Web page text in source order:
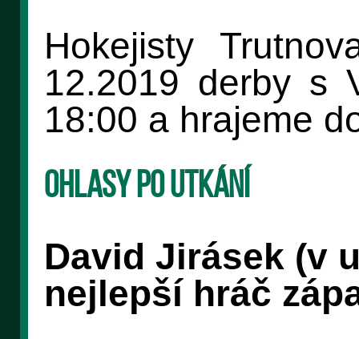
Hokejisty
12.2019 derby s
18:00 a hrajeme
Ohlasy po utkání
David Jirásek (v
nejlepší hráč